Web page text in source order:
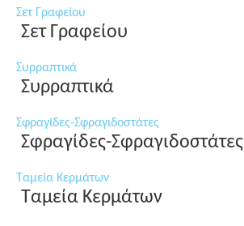
Σετ Γραφείου
Σετ Γραφείου
Συρραπτικά
Συρραπτικά
Σφραγίδες-Σφραγιδοστάτες
Σφραγίδες-Σφραγιδοστάτες
Ταμεία Κερμάτων
Ταμεία Κερμάτων